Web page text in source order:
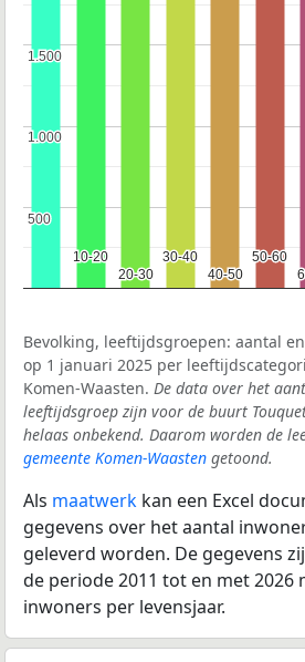
10-20
10-20
20-30
20-30
30-40
30-40
40-50
40-50
50-60
50-60
500
500
1.000
1.000
1.500
1.500
Bevolking, leeftijdsgroepen: aantal
op 1 januari 2025 per
Komen-Waasten. De data over het
leeftijdsgroep zijn voor de buurt
helaas onbekend. Daarom worden de
gemeente Komen-Waasten getoond.
Als maatwerk kan een Excel
gegevens over het aantal
geleverd worden. De gegevens
de periode 2011 tot en met 2026
inwoners per levensjaar.